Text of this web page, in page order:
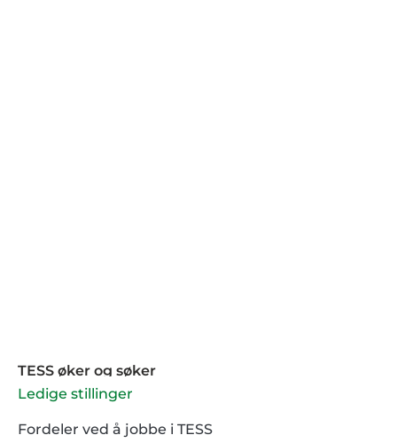
TESS øker og søker
Ledige stillinger
Fordeler ved å jobbe i TESS